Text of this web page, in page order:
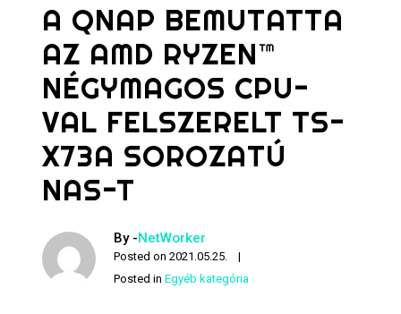
A QNAP BEMUTATTA
AZ AMD RYZEN™
NÉGYMAGOS CPU-
VAL FELSZERELT TS-
X73A SOROZATÚ
NAS-T
By -NetWorker
Posted on2021.05.25.
Posted inEgyéb kategória